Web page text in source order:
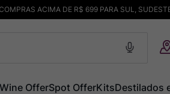
ACIMA DE R$ 699 PARA SUL,
Wine OfferSpot OfferKitsDestilados